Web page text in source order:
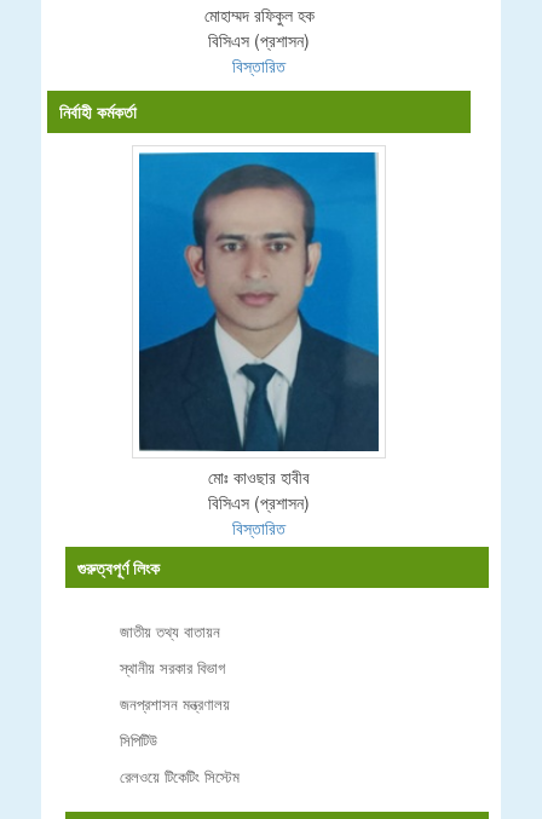
মোহাম্মদ রফিকুল হক
বিসিএস (প্রশাসন)
বিস্তারিত
নির্বাহী কর্মকর্তা
মোঃ কাওছার হাবীব
বিসিএস (প্রশাসন)
বিস্তারিত
গুরুত্বপূর্ণ লিংক
জাতীয় তথ্য বাতায়ন
স্থানীয় সরকার বিভাগ
জনপ্রশাসন মন্ত্রণালয়
সিপিটিউ
রেলওয়ে টিকেটিং সিস্টেম